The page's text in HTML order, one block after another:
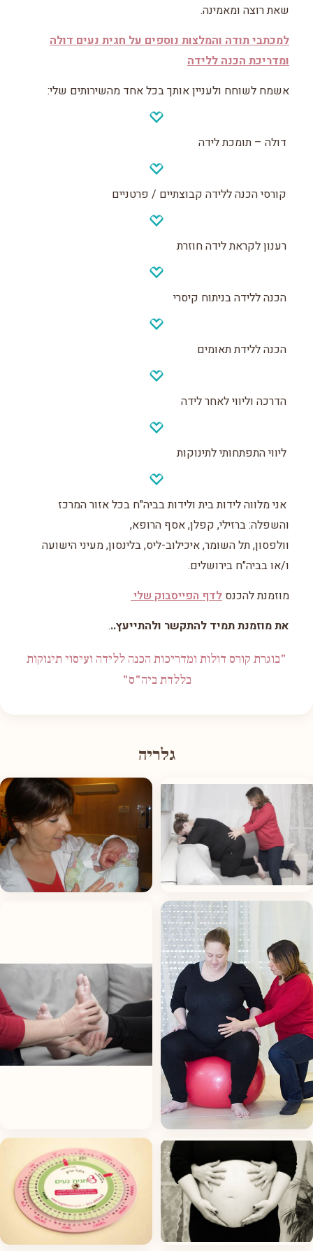
שאת רוצה ומאמינה.
למכתבי תודה והמלצות נוספים על חגית נעים דולה
ומדריכת הכנה ללידה
אשמח לשוחח ולעניין אותך בכל אחד מהשירותים שלי:
דולה – תומכת לידה
קורסי הכנה ללידה קבוצתיים / פרטניים
רענון לקראת לידה חוזרת
הכנה ללידה בניתוח קיסרי
הכנה ללידת תאומים
הדרכה וליווי לאחר לידה
ליווי התפתחותי לתינוקות
אני מלווה לידות בית ולידות בביה"ח בכל אזור המרכז
והשפלה: ברזילי, קפלן, אסף הרופא,
וולפסון, תל השומר, איכילוב-ליס, בלינסון, מעיני הישועה
ו/או בביה"ח בירושלים.
מוזמנת להכנס לדף הפייסבוק שלי
את מוזמנת תמיד להתקשר ולהתייעץ...
"בוגרת קורס דולות ומדריכות הכנה ללידה ועיסוי תינוקות
בללדת ביה"ס"
גלריה